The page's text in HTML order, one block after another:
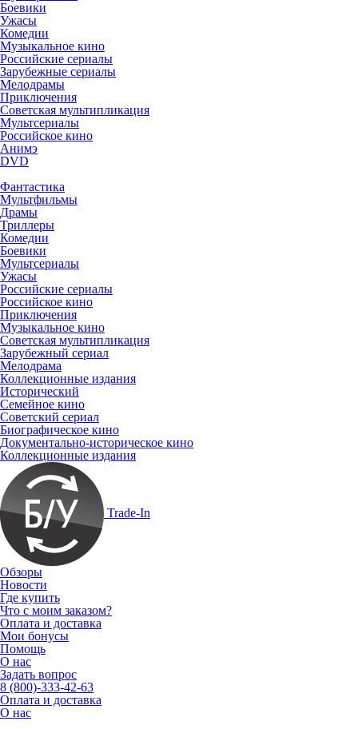
Боевики
Ужасы
Комедии
Музыкальное кино
Российские сериалы
Зарубежные сериалы
Мелодрамы
Приключения
Советская мультипликация
Мультсериалы
Российское кино
Анимэ
DVD
Фантастика
Мультфильмы
Драмы
Триллеры
Комедии
Боевики
Мультсериалы
Ужасы
Российские сериалы
Российское кино
Приключения
Музыкальное кино
Советская мультипликация
Зарубежный сериал
Мелодрама
Коллекционные издания
Исторический
Семейное кино
Советский сериал
Биографическое кино
Документально-историческое кино
Коллекционные издания
Trade-In
Обзоры
Новости
Где купить
Что с моим заказом?
Оплата и доставка
Мои бонусы
Помощь
О нас
Задать вопрос
8 (800)-333-42-63
Оплата и доставка
О нас